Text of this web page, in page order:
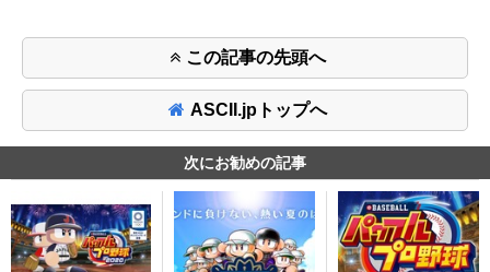
この記事の先頭へ
ASCII.jpトップへ
次にお勧めの記事